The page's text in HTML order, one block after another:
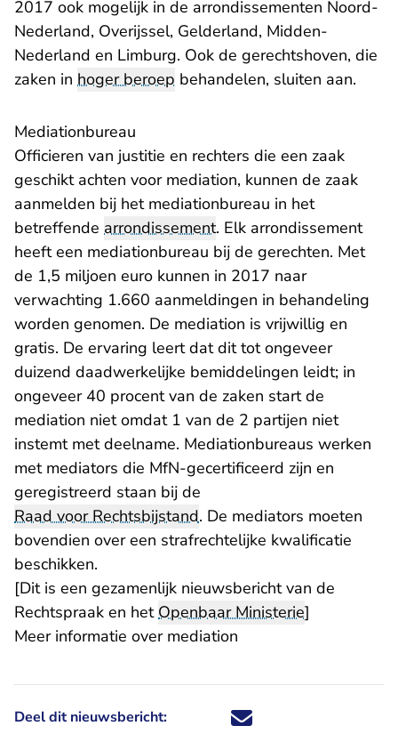
2017 ook mogelijk in de arrondissementen Noord-
Nederland, Overijssel, Gelderland, Midden-
Nederland en Limburg. Ook de gerechtshoven, die
zaken in hoger beroep behandelen, sluiten aan.
Mediationbureau
Officieren van justitie en rechters die een zaak
geschikt achten voor mediation, kunnen de zaak
aanmelden bij het mediationbureau in het
betreffende arrondissement. Elk arrondissement
heeft een mediationbureau bij de gerechten. Met
de 1,5 miljoen euro kunnen in 2017 naar
verwachting 1.660 aanmeldingen in behandeling
worden genomen. De mediation is vrijwillig en
gratis. De ervaring leert dat dit tot ongeveer
duizend daadwerkelijke bemiddelingen leidt; in
ongeveer 40 procent van de zaken start de
mediation niet omdat 1 van de 2 partijen niet
instemt met deelname. Mediationbureaus werken
met mediators die MfN-gecertificeerd zijn en
geregistreerd staan bij de
Raad voor Rechtsbijstand. De mediators moeten
bovendien over een strafrechtelijke kwalificatie
beschikken.
[Dit is een gezamenlijk nieuwsbericht van de
Rechtspraak en hetOpenbaar Ministerie]
Meer informatie over mediation
Deel dit nieuwsbericht: Deel dit nieuwsbericht via X -
Deel dit nieuwsbericht via
Deel dit nieuwsbericht
Deel dit